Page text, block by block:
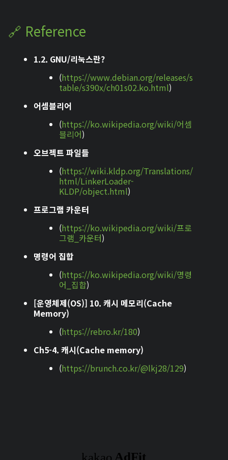
🔗 Reference
1.2. GNU/리눅스란?
(https://www.debian.org/releases/s
table/s390x/ch01s02.ko.html)
어셈블리어
(https://ko.wikipedia.org/wiki/어셈
블리어)
오브젝트 파일들
(https://wiki.kldp.org/Translations/
html/LinkerLoader-
KLDP/object.html)
프로그램 카운터
(https://ko.wikipedia.org/wiki/프로
그램_카운터)
명령어 집합
(https://ko.wikipedia.org/wiki/명령
어_집합)
[운영체제(OS)] 10. 캐시 메모리(Cache
Memory)
(https://rebro.kr/180)
Ch5-4. 캐시(Cache memory)
(https://brunch.co.kr/@lkj28/129)